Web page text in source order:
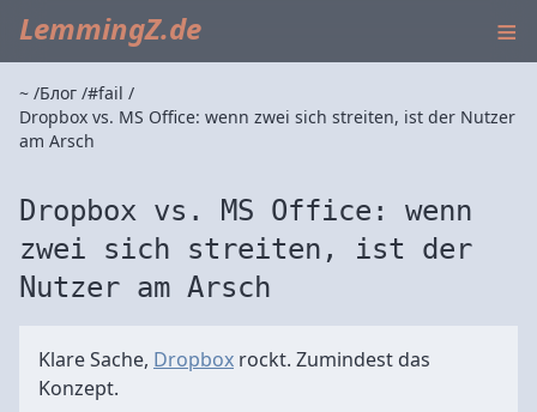
LemmingZ.de ≡
~ Блог #fail
Dropbox vs. MS Office: wenn zwei sich streiten, ist der Nutzer
am Arsch
Dropbox vs. MS Office: wenn
zwei sich streiten, ist der
Nutzer am Arsch
Klare Sache, Dropbox rockt. Zumindest das
Konzept.